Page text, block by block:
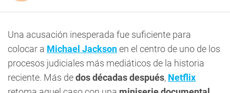
Una acusación inesperada fue suficiente para
colocar a Michael Jacksonen el centro de uno de los
procesos judiciales más mediáticos de la historia
reciente. Más dedos décadas después, Netflix